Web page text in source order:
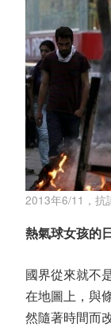
2013年6/11，抗
熱氣球女孩的
國界從來就不
在地圖上，與
然隨著時間而